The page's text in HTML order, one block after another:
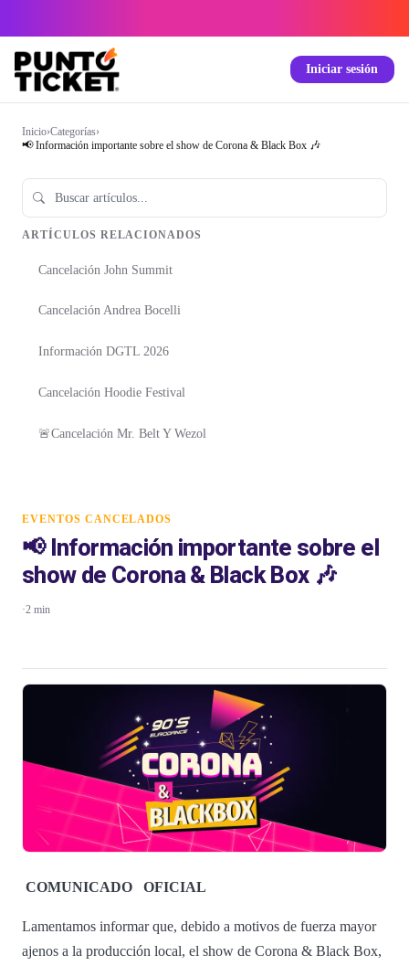
Iniciar sesión
Inicio›Categorías›
📢 Información importante sobre el show de Corona & Black Box 🎶
ARTÍCULOS RELACIONADOS
Cancelación John Summit
Cancelación Andrea Bocelli
Información DGTL 2026
Cancelación Hoodie Festival
🚨Cancelación Mr. Belt Y Wezol
EVENTOS CANCELADOS
📢 Información importante sobre el
show de Corona & Black Box 🎶
·2 min
COMUNICADO OFICIAL
Lamentamos informar que, debido a motivos de fuerza mayor
ajenos a la producción local, el show de Corona & Black Box,